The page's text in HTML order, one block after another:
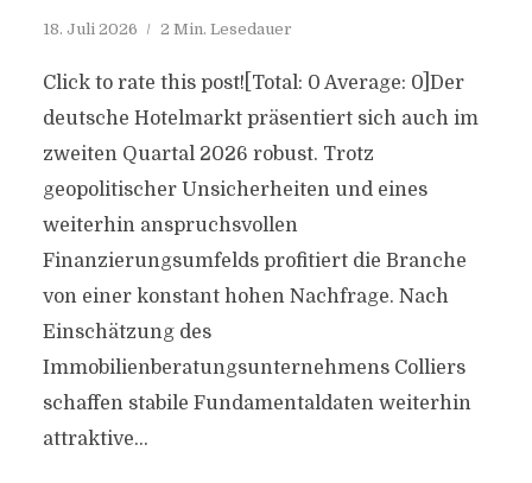
18. Juli 2026 2 Min. Lesedauer
Click to rate this post![Total: 0 Average: 0]Der
deutsche Hotelmarkt präsentiert sich auch im
zweiten Quartal 2026 robust. Trotz
geopolitischer Unsicherheiten und eines
weiterhin anspruchsvollen
Finanzierungsumfelds profitiert die Branche
von einer konstant hohen Nachfrage. Nach
Einschätzung des
Immobilienberatungsunternehmens Colliers
schaffen stabile Fundamentaldaten weiterhin
attraktive...